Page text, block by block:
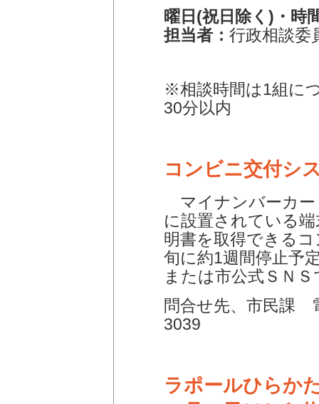
曜日(祝日除く)・時
担当者： 行政相談委
※相談時間は1組に
30分以内
コンビニ交付シ
マイナンバーカー
に設置されている
明書を取得できる
旬に約1週間停止予
または市公式ＳＮＳ
問合せ先、市民課
3039
ラポールひらか